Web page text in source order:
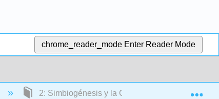
chrome_reader_mode Enter Reader Mode
2: Simbiogénesis y la Célula Vegetal